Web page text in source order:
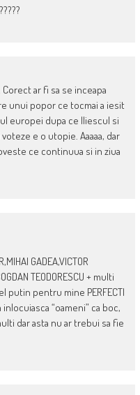
ar fi sa se inceapa
unui popor ce tocmai a iesit
europei dupa ce Iliescul si
e o utopie. Aaaaa, dar
ce continuua si in ziua
GADEA,VICTOR
TEODORESCU + multi
putin pentru mine PERFECTI
“oameni” ca boc,
dar asta nu ar trebui sa fie